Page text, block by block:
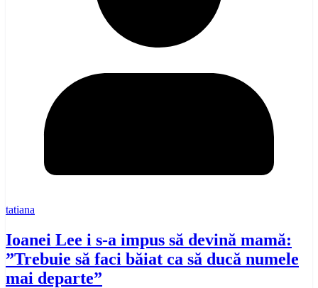
tatiana
Ioanei Lee i s-a impus să devină mamă:
”Trebuie să faci băiat ca să ducă numele
mai departe”